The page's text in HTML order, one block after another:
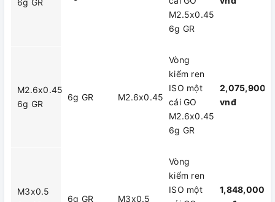
M2.5x0.45
6g GR
M2.6x0.45
6g GR
6g GR M2.6x0.45
Vòng
kiểm ren
ISO một
cái GO
M2.6x0.45
6g GR
2,075,900
vnđ
M3x0.5
6g GR M3x0.5
Vòng
kiểm ren
ISO một
1,848,000